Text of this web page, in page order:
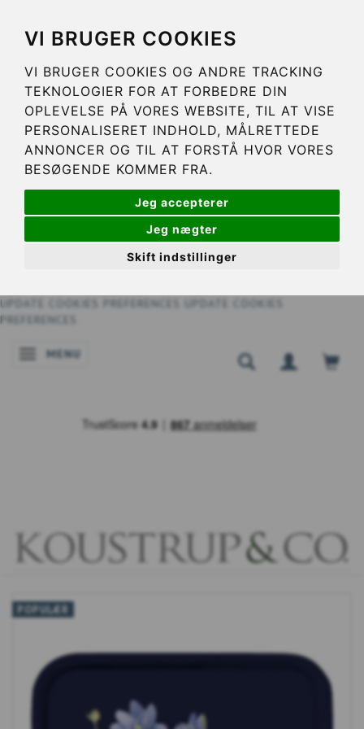
VI BRUGER COOKIES
VI BRUGER COOKIES OG ANDRE TRACKING
TEKNOLOGIER FOR AT FORBEDRE DIN
OPLEVELSE PÅ VORES WEBSITE, TIL AT VISE
PERSONALISERET INDHOLD, MÅLRETTEDE
ANNONCER OG TIL AT FORSTÅ HVOR VORES
BESØGENDE KOMMER FRA.
Jeg accepterer
Jeg nægter
Skift indstillinger
UPDATE COOKIES PREFERENCES
UPDATE COOKIES
PREFERENCES
SKIFTE NAVIGATION
MENU
POPULÆR